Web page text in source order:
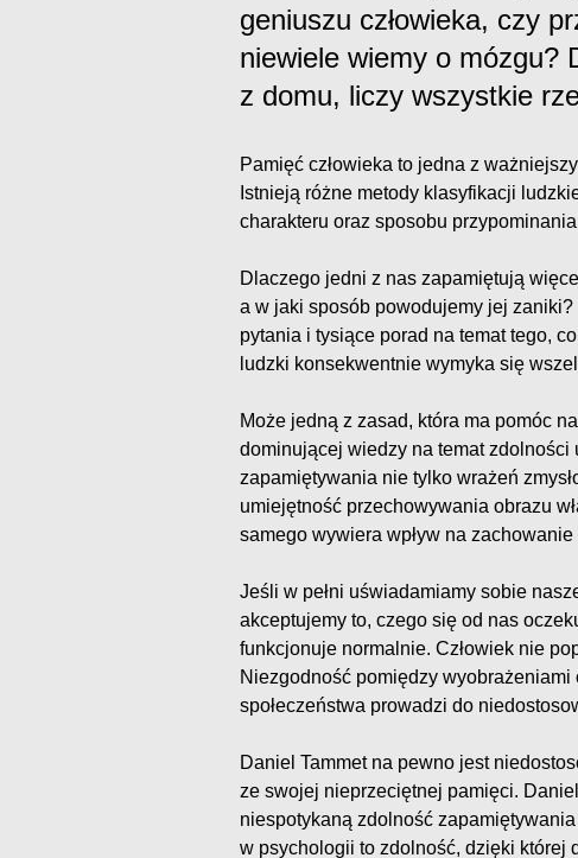
geniuszu człowieka, czy
niewiele wiemy o mózgu?
z domu, liczy wszystkie
Pamięć człowieka to jedna z
Istnieją różne metody klasyfikacji
charakteru oraz sposobu
Dlaczego jedni z nas zapamiętują
a w jaki sposób powodujemy jej
pytania i tysiące porad na temat tego,
ludzki konsekwentnie wymyka się
Może jedną z zasad, która ma pomóc
dominującej wiedzy na temat zdolności
zapamiętywania nie tylko wrażeń
umiejętność przechowywania obrazu
samego wywiera wpływ na zachowanie
Jeśli w pełni uświadamiamy sobie
akceptujemy to, czego się od nas
funkcjonuje normalnie. Człowiek nie
Niezgodność pomiędzy
społeczeństwa prowadzi do
Daniel Tammet na pewno jest
ze swojej nieprzeciętnej pamięci.
niespotykaną zdolność
w psychologii to zdolność, dzięki której